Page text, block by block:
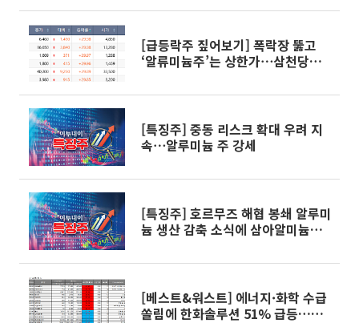
[급등락주 짚어보기] 폭락장 뚫고
‘알류미늄주’는 상한가⋯삼천당제
[특징주] 중동 리스크 확대 우려 지
속⋯알루미늄 주 강세
[특징주] 호르무즈 해협 봉쇄 알루미
늄 생산 감축 소식에 삼아알미늄ㆍ
[베스트&워스트] 에너지·화학 수급
쏠림에 한화솔루션 51% 급등…풍